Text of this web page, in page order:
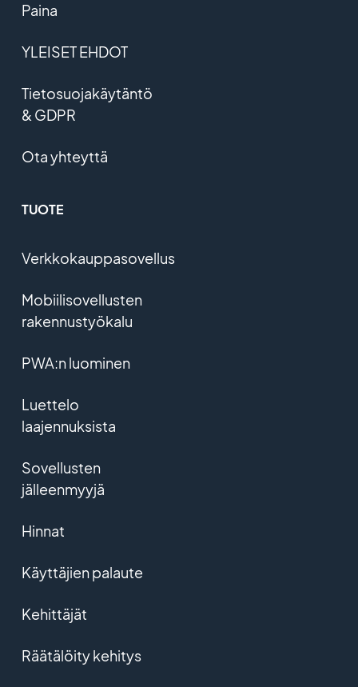
Paina
YLEISET EHDOT
Tietosuojakäytäntö
& GDPR
Ota yhteyttä
TUOTE
Verkkokauppasovellus
Mobiilisovellusten
rakennustyökalu
PWA:n luominen
Luettelo
laajennuksista
Sovellusten
jälleenmyyjä
Hinnat
Käyttäjien palaute
Kehittäjät
Räätälöity kehitys